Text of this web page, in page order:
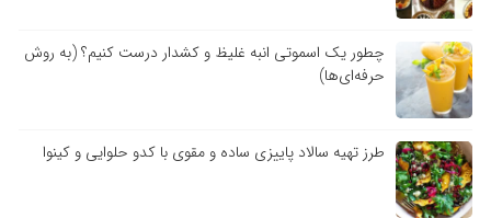
چطور یک اسموتی انبه غلیظ و کشدار درست کنیم؟ (به روش
حرفه‌ای‌ها)
طرز تهیه سالاد پاییزی ساده و مقوی با کدو حلوایی و کینوا